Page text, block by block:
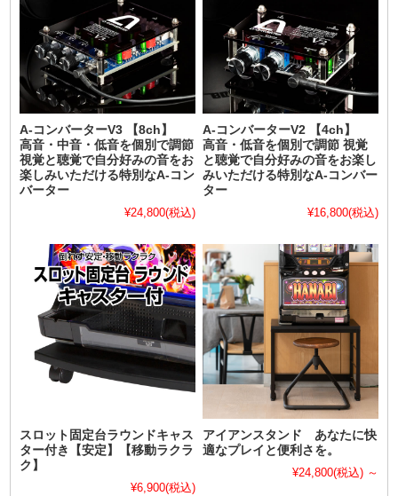
A-コンバーターV3 【8ch】
高音・中音・低音を個別で調節
視覚と聴覚で自分好みの音をお
楽しみいただける特別なA-コン
バーター
¥24,800(税込)
A-コンバーターV2 【4ch】
高音・低音を個別で調節 視覚
と聴覚で自分好みの音をお楽し
みいただける特別なA-コンバー
ター
¥16,800(税込)
スロット固定台ラウンドキャス
ター付き【安定】【移動ラクラ
ク】
¥6,900(税込)
アイアンスタンド あなたに快
適なプレイと便利さを。
¥24,800(税込) ～